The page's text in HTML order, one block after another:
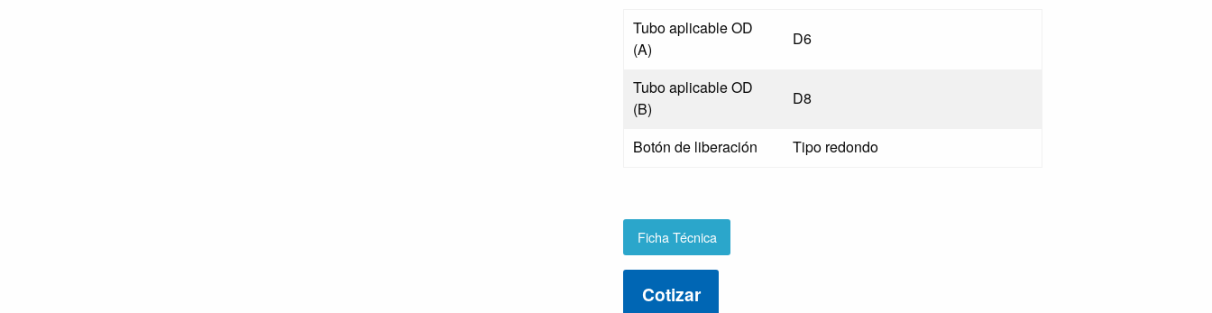
Tubo aplicable OD
(A)
D6
Tubo aplicable OD
(B)
D8
Botón de liberación Tipo redondo
Ficha Técnica
Cotizar